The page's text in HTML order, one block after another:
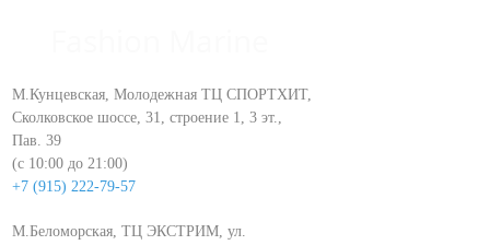
М.Кунцевская, Молодежная ТЦ СПОРТХИТ,
Сколковское шоссе, 31, строение 1, 3 эт.,
Пав. 39
(с 10:00 до 21:00)
+7 (915) 222-79-57
М.Беломорская, ТЦ ЭКСТРИМ, ул.